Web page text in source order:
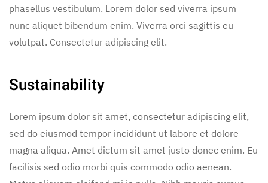
phasellus vestibulum. Lorem dolor sed viverra ipsum
nunc aliquet bibendum enim. Viverra orci sagittis eu
volutpat. Consectetur adipiscing elit.
Sustainability
Lorem ipsum dolor sit amet, consectetur adipiscing elit,
sed do eiusmod tempor incididunt ut labore et dolore
magna aliqua. Amet dictum sit amet justo donec enim. Eu
facilisis sed odio morbi quis commodo odio aenean.